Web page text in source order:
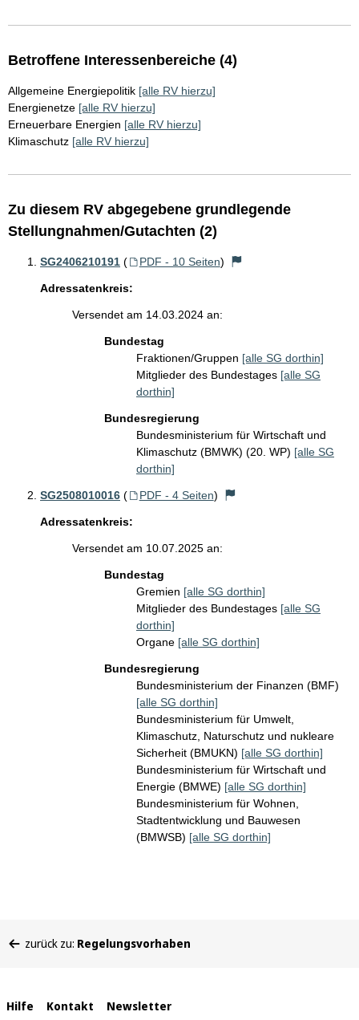
Betroffene Interessenbereiche (4)
Allgemeine Energiepolitik [alle RV hierzu]
Energienetze [alle RV hierzu]
Erneuerbare Energien [alle RV hierzu]
Klimaschutz [alle RV hierzu]
Zu diesem RV abgegebene grundlegende
Stellungnahmen/Gutachten (2)
SG2406210191 ( PDF - 10 Seiten)
Adressatenkreis:
Versendet am 14.03.2024 an:
Bundestag
Fraktionen/Gruppen [alle SG dorthin]
Mitglieder des Bundestages [alle SG
dorthin]
Bundesregierung
Bundesministerium für Wirtschaft und
Klimaschutz (BMWK) (20. WP) [alle SG
dorthin]
SG2508010016 ( PDF - 4 Seiten)
Adressatenkreis:
Versendet am 10.07.2025 an:
Bundestag
Gremien [alle SG dorthin]
Mitglieder des Bundestages [alle SG
dorthin]
Organe [alle SG dorthin]
Bundesregierung
Bundesministerium der Finanzen (BMF)
[alle SG dorthin]
Bundesministerium für Umwelt,
Klimaschutz, Naturschutz und nukleare
Sicherheit (BMUKN) [alle SG dorthin]
Bundesministerium für Wirtschaft und
Energie (BMWE) [alle SG dorthin]
Bundesministerium für Wohnen,
Stadtentwicklung und Bauwesen
(BMWSB) [alle SG dorthin]
befinden
zurück zu: Regelungsvorhaben
Interne
Hilfe Kontakt Newsletter